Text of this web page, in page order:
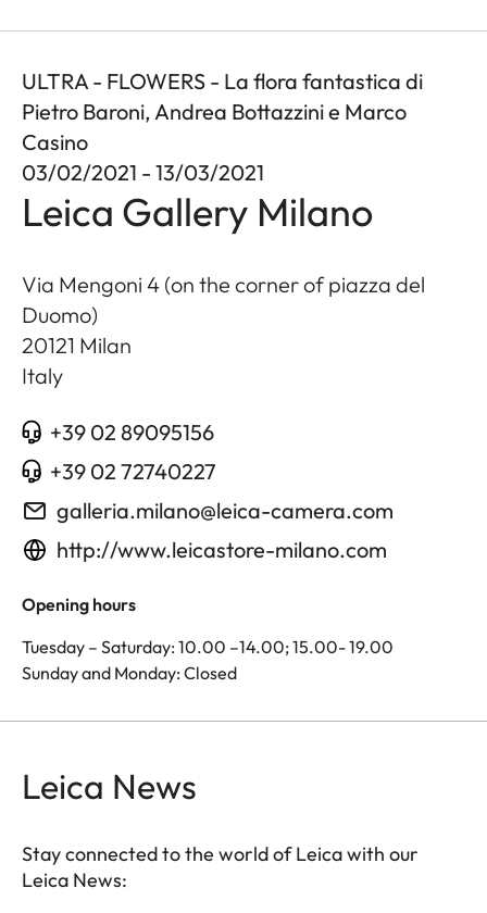
ULTRA - FLOWERS - La flora fantastica di
Pietro Baroni, Andrea Bottazzini e Marco
Casino
03/02/2021 - 13/03/2021
Leica Gallery Milano
Via Mengoni 4 (on the corner of piazza del
Duomo)
20121 Milan
Italy
+39 02 89095156
+39 02 72740227
galleria.milano@leica-camera.com
http://www.leicastore-milano.com
Opening hours
Tuesday – Saturday: 10.00 –14.00; 15.00- 19.00
Sunday and Monday: Closed
Leica News
Stay connected to the world of Leica with our
Leica News: